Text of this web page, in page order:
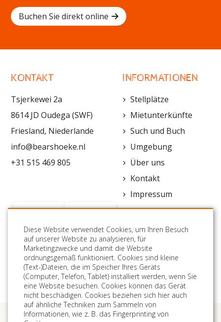
Buchen Sie direkt online
FOLGEN SIE UNS:
KONTAKT
Tsjerkewei 2a
8614 JD Oudega (SWF)
Friesland, Niederlande
info@bearshoeke.nl
+31 515 469 805
INFORMATIONEN
Stellplätze
Mietunterkünfte
Such und Buch
Umgebung
Über uns
Kontakt
Impressum
Diese Website verwendet Cookies, um Ihren Besuch
auf unserer Website zu analysieren, für
Marketingzwecke und damit die Website
ordnungsgemäß funktioniert. Cookies sind kleine
(Text-)Dateien, die im Speicher Ihres Geräts
(Computer, Telefon, Tablet) installiert werden, wenn Sie
eine Website besuchen. Cookies können das Gerät
nicht beschädigen. Cookies beziehen sich hier auch
auf ähnliche Techniken zum Sammeln von
Informationen, wie z. B. das Fingerprinting von